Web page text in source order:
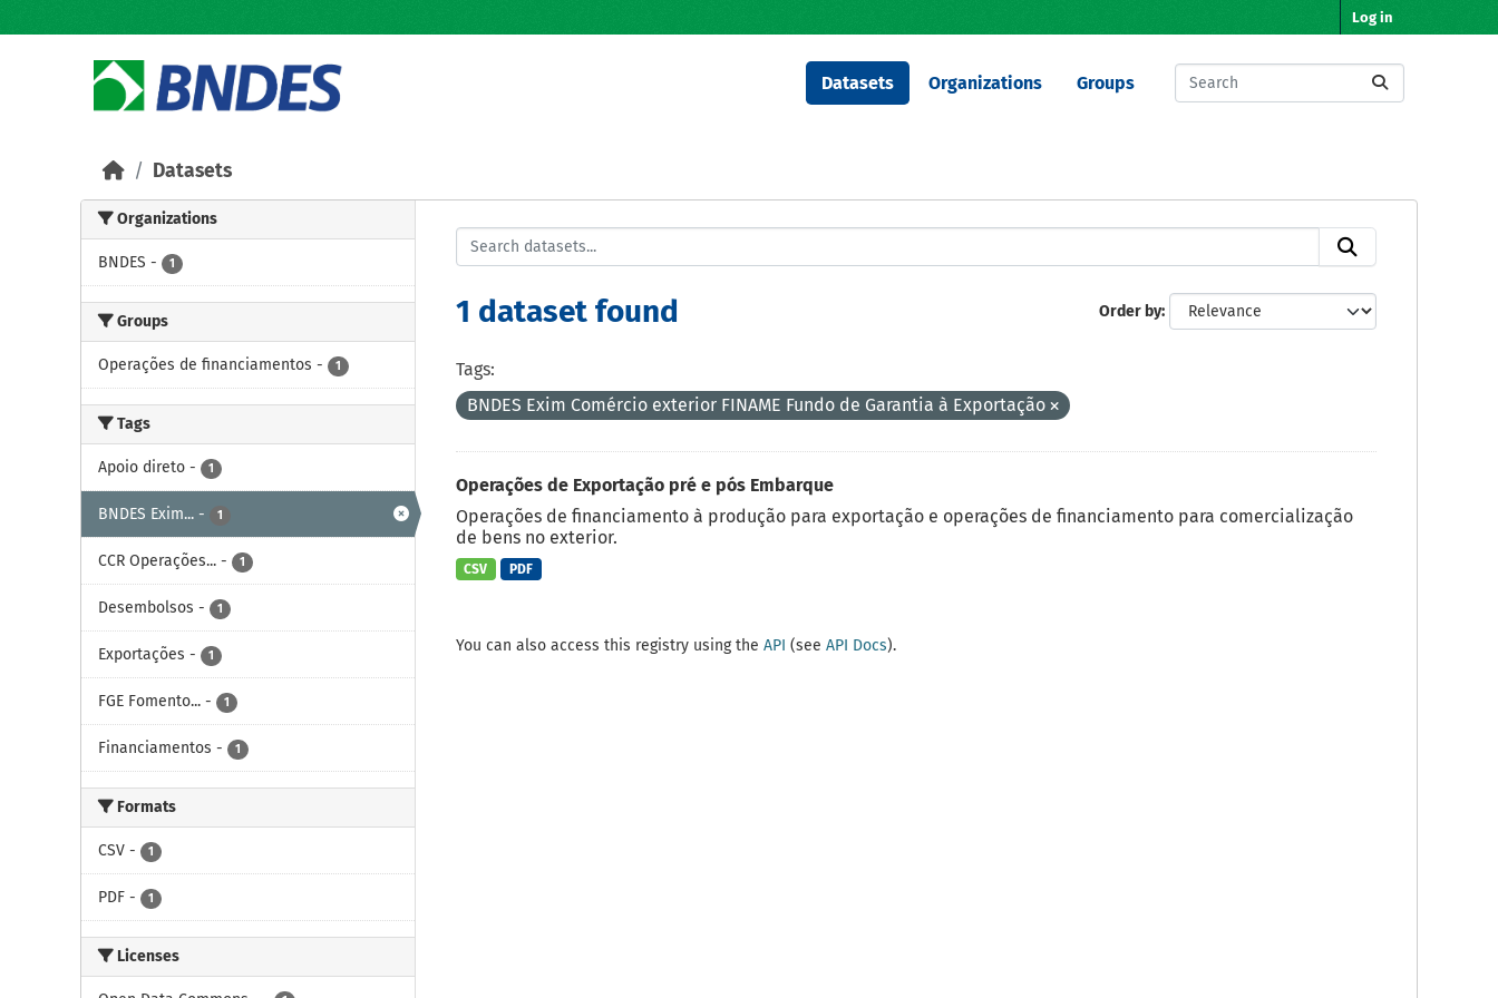
Log in
Datasets Organizations Groups
Datasets
Organizations
BNDES - 1
Groups
Operações de financiamentos - 1
Tags
Apoio direto - 1
BNDES Exim... - 1
CCR Operações... - 1
Desembolsos - 1
Exportações - 1
FGE Fomento... - 1
Financiamentos - 1
Formats
CSV - 1
PDF - 1
Licenses
Order by
1 dataset found
Tags:
BNDES Exim Comércio exterior FINAME Fundo de Garantia à Exportação
Operações de Exportação pré e pós Embarque
Operações de financiamento à produção para exportação e operações de financiamento para comercialização
de bens no exterior.
CSV PDF
You can also access this registry using the API (see API Docs).